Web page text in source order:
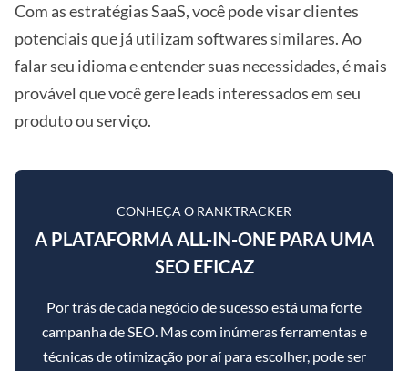
Com as estratégias SaaS, você pode visar clientes
potenciais que já utilizam softwares similares. Ao
falar seu idioma e entender suas necessidades, é mais
provável que você gere leads interessados em seu
produto ou serviço.
CONHEÇA O RANKTRACKER
A PLATAFORMA ALL-IN-ONE PARA UMA
SEO EFICAZ
Por trás de cada negócio de sucesso está uma forte
campanha de SEO. Mas com inúmeras ferramentas e
técnicas de otimização por aí para escolher, pode ser